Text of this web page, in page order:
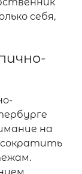
себя,
на